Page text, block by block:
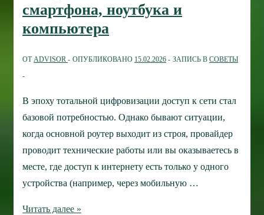
смартфона, ноутбука и
компьютера
ОТADVISOR ОПУБЛИКОВАНО 15.02.2026 ЗАПИСЬ В СОВЕТЫ
В эпоху тотальной цифровизации доступ к сети стал
базовой потребностью. Однако бывают ситуации,
когда основной роутер выходит из строя, провайдер
проводит технические работы или вы оказываетесь в
месте, где доступ к интернету есть только у одного
устройства (например, через мобильную …
Руководство
Читать далее »